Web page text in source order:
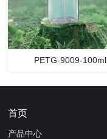
PETG-9009-100ml
首页
产品中心